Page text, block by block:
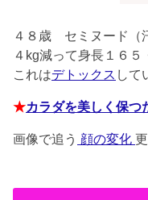
４８歳 セミヌード（
４kg減って身長１６
これはデトックス して
★カラダを美しく保つ
画像で追う 顔の変化